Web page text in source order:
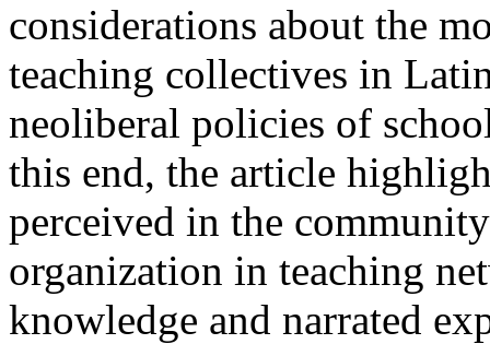
considerations about the
teaching collectives in
neoliberal policies of
this end, the article
perceived in the
organization in teaching
knowledge and narrated